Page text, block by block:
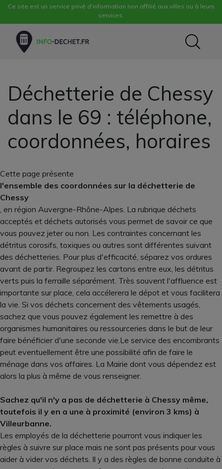
Ce site est un service privé d'information non affilié aux villes ou à leurs
services.
Déchetterie de Chessy
dans le 69 : téléphone,
coordonnées, horaires
Cette page présente
l'ensemble des coordonnées sur la déchetterie de
Chessy
, en région Auvergne-Rhône-Alpes. La rubrique déchets
acceptés et déchets autorisés vous permet de savoir ce que
vous pouvez jeter ou non. Les contraintes concernant les
détritus corosifs, toxiques ou autres sont différentes suivant
des déchetteries. Pour plus d'efficacité, séparez vos ordures
avant de partir. Regroupez les cartons entre eux, les détritus
verts puis la ferraille séparément. Très souvent l'affluence est
importante sur place, cela accélerera le dépot et vous facilitera
la vie. Si vos déchets concernent des vêtements usagés,
sachez que vous pouvez également les remettre à des
organismes humanitaires ou ressourceries dans le but de leur
faire bénéficier d'une seconde vie.Le service des encombrants
peut eventuellement être une possibilité afin de faire le
ménage dans vos affaires. La Mairie dont vous dépendez est
alors la plus à même de vous renseigner.
Sachez qu'il n'y a pas de déchetterie à Chessy même,
toutefois il y en a une à proximité (environ 3 kms) à
Villeurbanne.
Les employés de la déchetterie pourront vous indiquer les
règles à suivre sur place mais ne sont pas présents pour vous
aider à vider vos déchets. Il y a des règles de bonne conduite à